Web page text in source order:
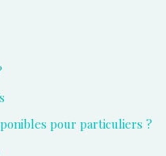
pour particuliers ?